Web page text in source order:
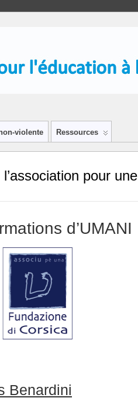
violente Ressources
pour une
d’UMANI
Benardini